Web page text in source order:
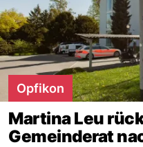
Opfikon
Martina Leu
Gemeinderat